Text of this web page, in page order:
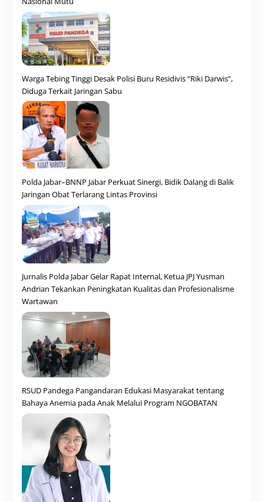
Warga Tebing Tinggi Desak Polisi Buru Residivis “Riki Darwis”,
Diduga Terkait Jaringan Sabu
Polda Jabar–BNNP Jabar Perkuat Sinergi, Bidik Dalang di Balik
Jaringan Obat Terlarang Lintas Provinsi
Jurnalis Polda Jabar Gelar Rapat Internal, Ketua JPJ Yusman
Andrian Tekankan Peningkatan Kualitas dan Profesionalisme
Wartawan
RSUD Pandega Pangandaran Edukasi Masyarakat tentang
Bahaya Anemia pada Anak Melalui Program NGOBATAN